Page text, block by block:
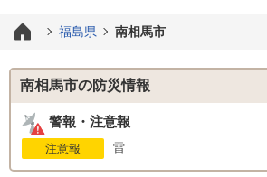
福島県 南相馬市
南相馬市の防災情報
警報・注意報
注意報
雷